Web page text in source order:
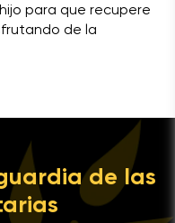
para que recupere
de la
de las